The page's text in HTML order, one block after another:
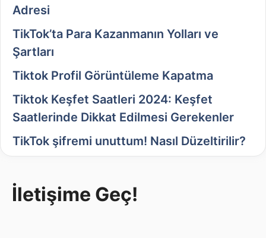
Adresi
TikTok’ta Para Kazanmanın Yolları ve
Şartları
Tiktok Profil Görüntüleme Kapatma
Tiktok Keşfet Saatleri 2024: Keşfet
Saatlerinde Dikkat Edilmesi Gerekenler
TikTok şifremi unuttum! Nasıl Düzeltirilir?
İletişime Geç!